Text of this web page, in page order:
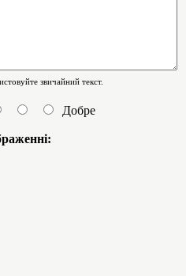
звичайний текст.
Добре